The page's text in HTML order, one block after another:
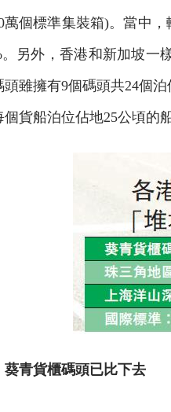
萬個標準集裝箱)。當中
。另外，香港和新加坡一
頭雖擁有9個碼頭共24個
個貨船泊位佔地25公頃的
青貨櫃碼頭已比下去